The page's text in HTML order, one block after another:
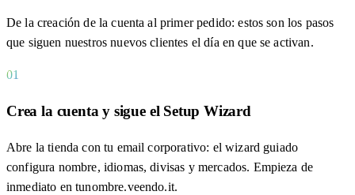
De la creación de la cuenta al primer pedido: estos son los pasos
que siguen nuestros nuevos clientes el día en que se activan.
01
Crea la cuenta y sigue el Setup Wizard
Abre la tienda con tu email corporativo: el wizard guiado
configura nombre, idiomas, divisas y mercados. Empieza de
inmediato en tunombre.veendo.it.